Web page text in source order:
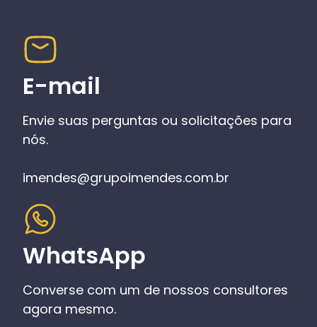
E-mail
Envie suas perguntas ou solicitações para
nós.
imendes@grupoimendes.com.br
WhatsApp
Converse com um de nossos consultores
agora mesmo.